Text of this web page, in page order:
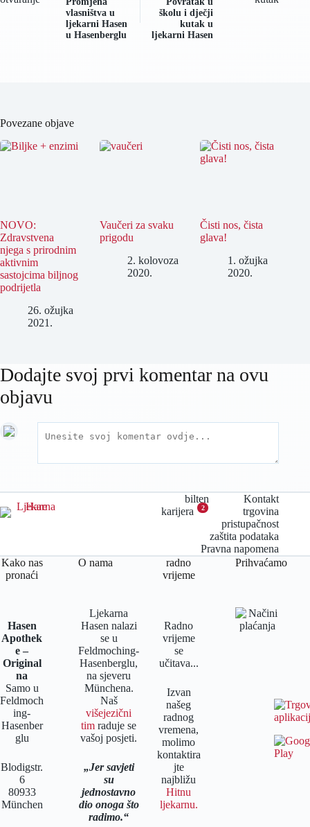
vlasništva u
ljekarni Hasen
u Hasenberglu
školu i dječji
kutak u
ljekarni Hasen
Povezane objave
NOVO:
Zdravstvena
njega s prirodnim
aktivnim
sastojcima biljnog
podrijetla
26. ožujka
2021.
Vaučeri za svaku
prigodu
2. kolovoza
2020.
Čisti nos, čista
glava!
1. ožujka
2020.
Dodajte svoj prvi komentar na ovu
objavu
bilten
Kontakt
karijera
2
trgovina
pristupačnost
zaštita podataka
Pravna napomena
Kako nas
pronaći
Hasen
Apothek
e –
Original
na
Samo u
Feldmoch
ing-
Hasenber
glu
Blodigstr.
6
80933
München
O nama
Ljekarna
Hasen nalazi
se u
Feldmoching-
Hasenberglu,
na sjeveru
Münchena.
Naš
višejezični
tim raduje se
vašoj posjeti.
Jer savjeti
su
jednostavno
dio onoga što
radimo.
radno
vrijeme
Radno
vrijeme
se
učitava...
Izvan
našeg
radnog
vremena,
molimo
kontaktira
jte
najbližu
Hitnu
ljekarnu.
Prihvaćamo